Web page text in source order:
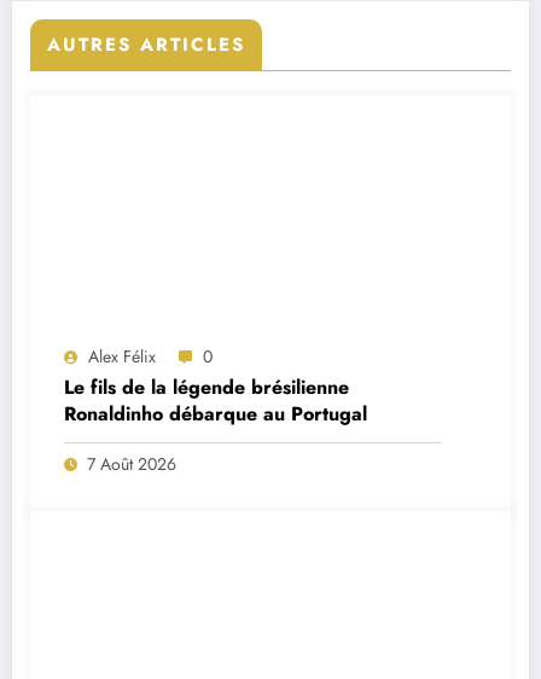
AUTRES ARTICLES
Alex Félix 0
Le fils de la légende brésilienne
Ronaldinho débarque au Portugal
7 Août 2026